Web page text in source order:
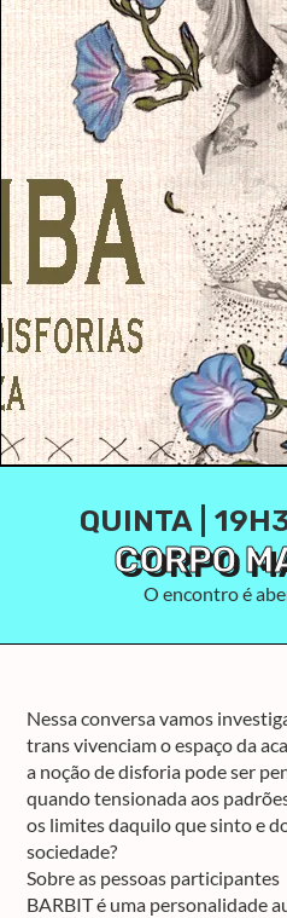
QUINTA |
CORPO
O encontro é
Nessa conversa vamos
trans vivenciam o espaço da
a noção de disforia pode ser
quando tensionada aos
os limites daquilo que sinto e
sociedade?
Sobre as pessoas participantes
BARBIT é uma personalidade